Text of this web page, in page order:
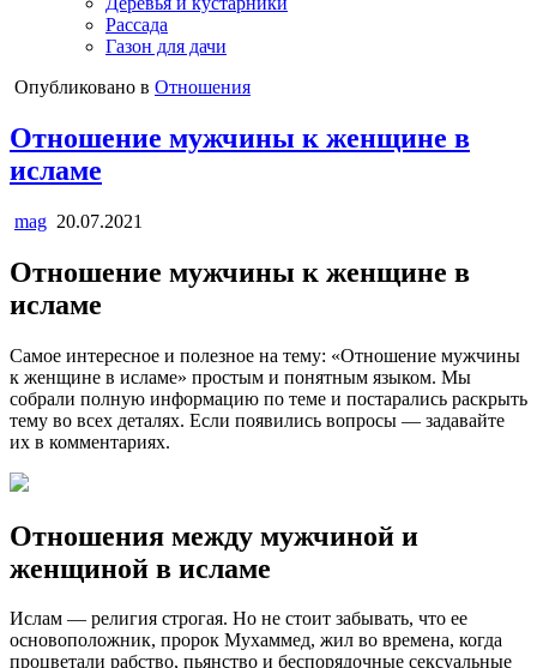
Рассада
Газон для дачи
Опубликовано в Отношения
Отношение мужчины к женщине в
исламе
mag 20.07.2021
Отношение мужчины к женщине в
исламе
Самое интересное и полезное на тему: «Отношение мужчины
к женщине в исламе» простым и понятным языком. Мы
собрали полную информацию по теме и постарались раскрыть
тему во всех деталях. Если появились вопросы — задавайте
их в комментариях.
Отношения между мужчиной и
женщиной в исламе
Ислам — религия строгая. Но не стоит забывать, что ее
основоположник, пророк Мухаммед, жил во времена, когда
процветали рабство, пьянство и беспорядочные сексуальные